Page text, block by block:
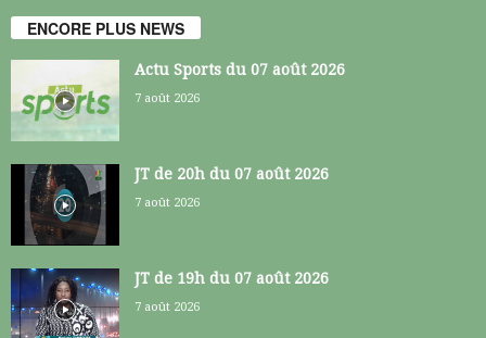
ENCORE PLUS NEWS
Actu Sports du 07 août 2026
7 août 2026
JT de 20h du 07 août 2026
7 août 2026
JT de 19h du 07 août 2026
7 août 2026